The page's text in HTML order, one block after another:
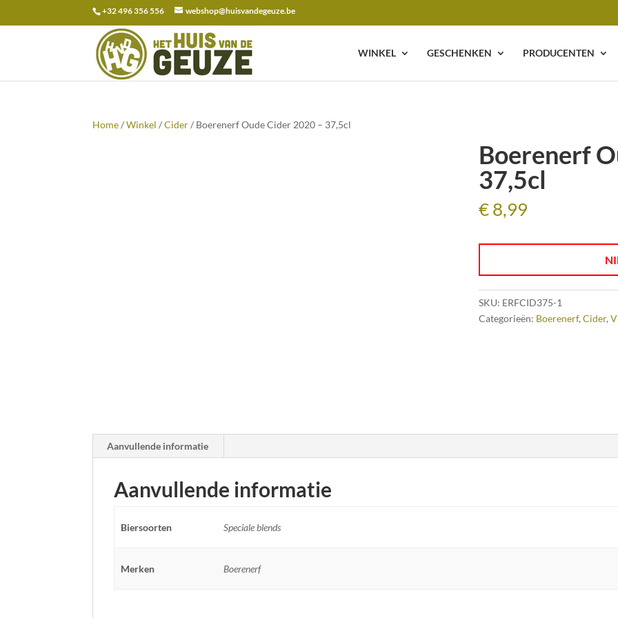
+32 496 356 556 webshop@huisvandegeuze.be
WINKEL GESCHENKEN PRODUCENTEN
Zoeken
naar:
Home/Winkel /Cider/ Boerenerf Oude Cider 2020 – 37,5cl
Boerenerf
37,5cl
€8,99
SKU: ERFCID375-1
Categorieën: Boerenerf, Cider,
Aanvullende informatie
Aanvullende informatie
Biersoorten Speciale blends
Merken Boerenerf